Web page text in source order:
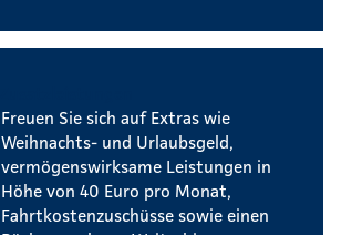
Freuen Sie sich auf Extras wie
Weihnachts- und Urlaubsgeld,
vermögenswirksame Leistungen in
Höhe von 40 Euro pro Monat,
Fahrtkostenzuschüsse sowie einen